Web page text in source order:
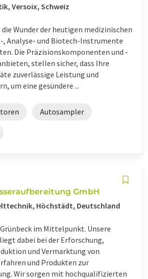
Versoix, Schweiz
Wunder der heutigen medizinischen
, Analyse- und Biotech-Instrumente
Die Präzisionskomponenten und -
stellen sicher, dass Ihre
zuverlässige Leistung und
um eine gesündere ...
Autosampler
GmbH
Höchstädt, Deutschland
im Mittelpunkt. Unsere
dabei bei der Erforschung,
und Vermarktung von
und Produkten zur
Wir sorgen mit hochqualifizierten